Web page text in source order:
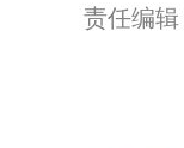
责任编